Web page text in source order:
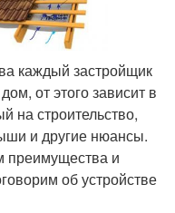
каждый застройщик
от этого зависит в
строительство,
и другие нюансы.
преимущества и
об устройстве